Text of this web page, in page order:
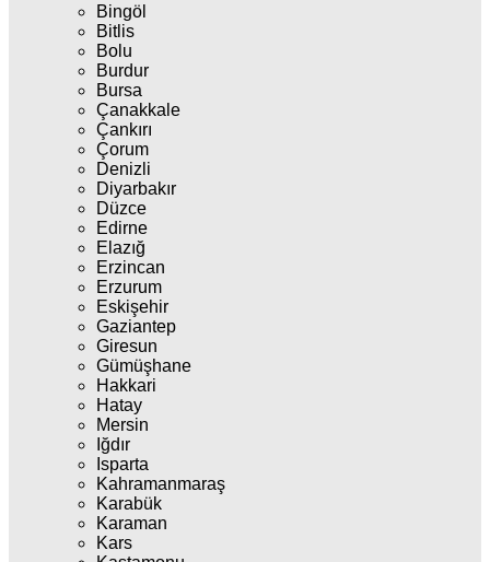
Bingöl
Bitlis
Bolu
Burdur
Bursa
Çanakkale
Çankırı
Çorum
Denizli
Diyarbakır
Düzce
Edirne
Elazığ
Erzincan
Erzurum
Eskişehir
Gaziantep
Giresun
Gümüşhane
Hakkari
Hatay
Mersin
Iğdır
Isparta
Kahramanmaraş
Karabük
Karaman
Kars